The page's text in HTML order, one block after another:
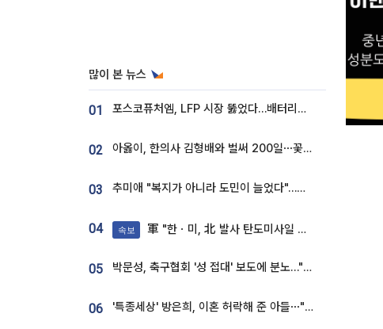
많이 본 뉴스
01 포스코퓨처엠, LFP 시장 뚫었다…배터리사와 대규모 장기 공급 합의
02 아옳이, 한의사 김형배와 벌써 200일⋯꽃다발 들고 "프러포즈 아냐"
03 추미애 "복지가 아니라 도민이 늘었다"…재정난 책임론 정면돌파
04 속보 軍 "한ㆍ미, 北 발사 탄도미사일 제원 정밀분석 중"
05 박문성, 축구협회 '성 접대' 보도에 분노…"다 말아먹으려고 작정했나"
06 '특종세상' 방은희, 이혼 허락해 준 아들⋯"너무 잘 커줬다" 오열